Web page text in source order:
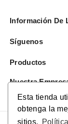
Esta tienda
obtenga la
sitios.
Información De
Síguenos
Productos
Nuestra
¿Te Ayudamos?